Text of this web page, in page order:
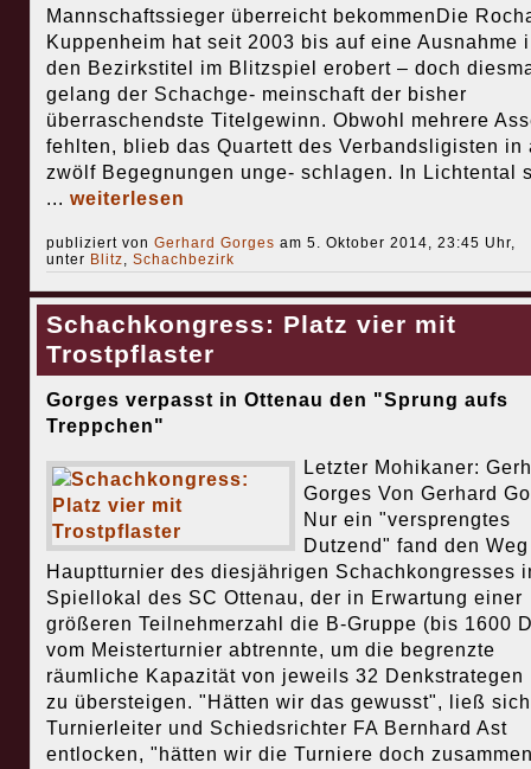
Mannschaftssieger überreicht bekommenDie
Kuppenheim hat seit 2003 bis auf eine Ausnahme
den Bezirkstitel im Blitzspiel erobert – doch
gelang der Schachge- meinschaft der bisher
überraschendste Titelgewinn. Obwohl mehrere
fehlten, blieb das Quartett des Verbandsligisten in
zwölf Begegnungen unge- schlagen. In Lichtental
... weiterlesen
publiziert von Gerhard Gorges am 5. Oktober 2014, 23:45 Uhr,
unter Blitz, Schachbezirk
Schachkongress: Platz vier mit
Trostpflaster
Gorges verpasst in Ottenau den "Sprung aufs
Treppchen"
Letzter Mohikaner:
Gorges Von Gerhard
Nur ein "versprengtes
Dutzend" fand den
Hauptturnier des diesjährigen Schachkongresses
Spiellokal des SC Ottenau, der in Erwartung einer
größeren Teilnehmerzahl die B-Gruppe (bis 1600
vom Meisterturnier abtrennte, um die begrenzte
räumliche Kapazität von jeweils 32 Denkstrategen
zu übersteigen. "Hätten wir das gewusst", ließ sich
Turnierleiter und Schiedsrichter FA Bernhard Ast
entlocken, "hätten wir die Turniere doch